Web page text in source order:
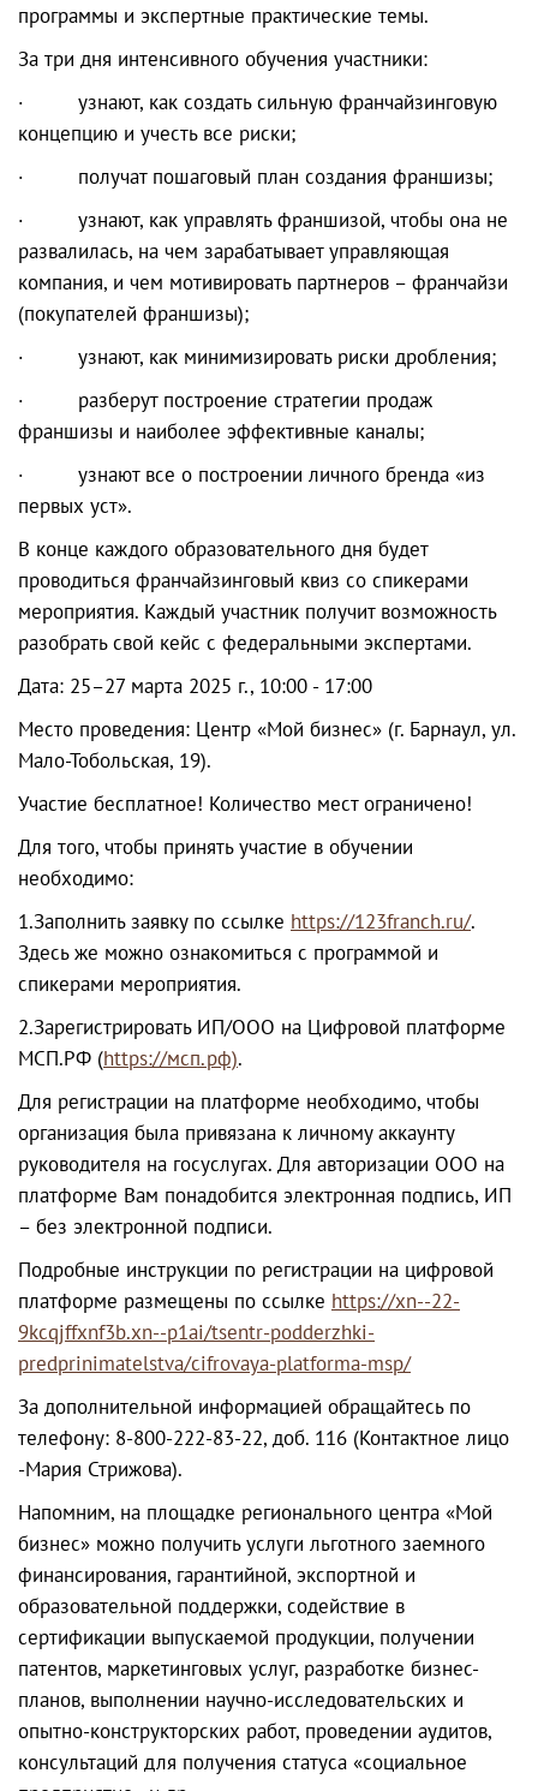
программы и экспертные практические темы.
За три дня интенсивного обучения участники:
· узнают, как создать сильную франчайзинговую
концепцию и учесть все риски;
· получат пошаговый план создания франшизы;
· узнают, как управлять франшизой, чтобы она не
развалилась, на чем зарабатывает управляющая
компания, и чем мотивировать партнеров – франчайзи
(покупателей франшизы);
· узнают, как минимизировать риски дробления;
· разберут построение стратегии продаж
франшизы и наиболее эффективные каналы;
· узнают все о построении личного бренда «из
первых уст».
В конце каждого образовательного дня будет
проводиться франчайзинговый квиз со спикерами
мероприятия. Каждый участник получит возможность
разобрать свой кейс с федеральными экспертами.
Дата: 25–27 марта 2025 г., 10:00 - 17:00
Место проведения: Центр «Мой бизнес» (г. Барнаул, ул.
Мало-Тобольская, 19).
Участие бесплатное! Количество мест ограничено!
Для того, чтобы принять участие в обучении
необходимо:
1.Заполнить заявку по ссылке https://123franch.ru/.
Здесь же можно ознакомиться с программой и
спикерами мероприятия.
2.Зарегистрировать ИП/ООО на Цифровой платформе
МСП.РФ (https://мсп.рф).
Для регистрации на платформе необходимо, чтобы
организация была привязана к личному аккаунту
руководителя на госуслугах. Для авторизации ООО на
платформе Вам понадобится электронная подпись, ИП
– без электронной подписи.
Подробные инструкции по регистрации на цифровой
платформе размещены по ссылке https://xn--22-
9kcqjffxnf3b.xn--p1ai/tsentr-podderzhki-
predprinimatelstva/cifrovaya-platforma-msp/
За дополнительной информацией обращайтесь по
телефону: 8-800-222-83-22, доб. 116 (Контактное лицо
-Мария Стрижова).
Напомним, на площадке регионального центра «Мой
бизнес» можно получить услуги льготного заемного
финансирования, гарантийной, экспортной и
образовательной поддержки, содействие в
сертификации выпускаемой продукции, получении
патентов, маркетинговых услуг, разработке бизнес-
планов, выполнении научно-исследовательских и
опытно-конструкторских работ, проведении аудитов,
консультаций для получения статуса «социальное